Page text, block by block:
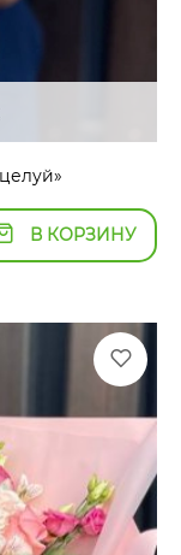
В КОРЗИНУ